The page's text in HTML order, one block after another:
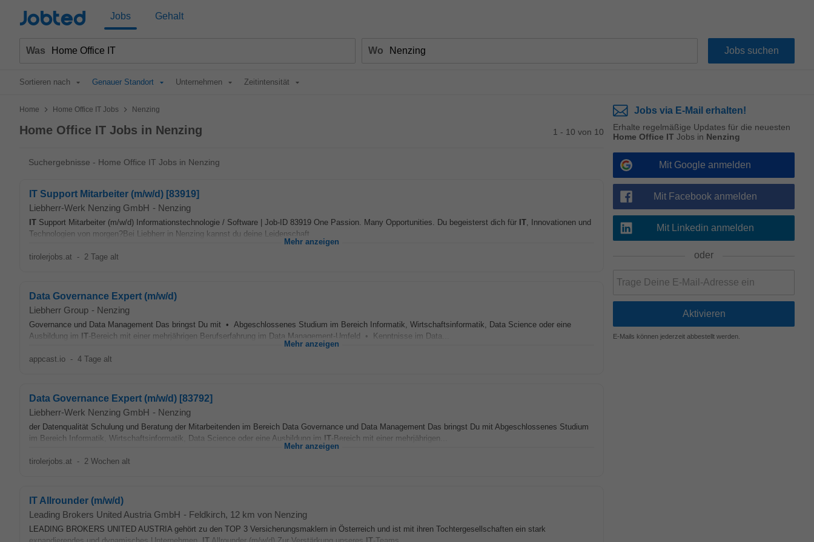
Jobted Jobs Gehalt
Was Wo
Sortieren nach Genauer Standort Unternehmen Zeitintensität
Home > Home Office IT Jobs > Nenzing
Home Office IT Jobs in Nenzing 1 - 10 von 10
Suchergebnisse - Home Office IT Jobs in Nenzing
IT Support Mitarbeiter (m/w/d) [83919]
Liebherr-Werk Nenzing GmbH - Nenzing
IT Support Mitarbeiter (m/w/d) Informationstechnologie / Software | Job-ID 83919 One Passion. Many Opportunities. Du begeisterst dich für IT, Innovationen und
Technologien von morgen?Bei Liebherr in Nenzing kannst du deine Leidenschaft...
Mehr anzeigen
tirolerjobs.at - 2 Tage alt
Data Governance Expert (m/w/d)
Liebherr Group - Nenzing
Governance und Data Management Das bringst Du mit • Abgeschlossenes Studium im Bereich Informatik, Wirtschaftsinformatik, Data Science oder eine
Ausbildung im IT-Bereich mit einer mehrjährigen Berufserfahrung im Data Management-Umfeld • Kenntnisse im Data...
Mehr anzeigen
appcast.io - 4 Tage alt
Data Governance Expert (m/w/d) [83792]
Liebherr-Werk Nenzing GmbH - Nenzing
der Datenqualität Schulung und Beratung der Mitarbeitenden im Bereich Data Governance und Data Management Das bringst Du mit Abgeschlossenes Studium
im Bereich Informatik, Wirtschaftsinformatik, Data Science oder eine Ausbildung im IT-Bereich mit einer mehrjährigen...
Mehr anzeigen
tirolerjobs.at - 2 Wochen alt
IT Allrounder (m/w/d)
Leading Brokers United Austria GmbH - Feldkirch, 12 km von Nenzing
LEADING BROKERS UNITED AUSTRIA gehört zu den TOP 3 Versicherungsmaklern in Österreich und ist mit ihren Tochtergesellschaften ein stark
Jobs via E-Mail erhalten!
Erhalte regelmäßige Updates für die neuesten
Home Office IT Jobs in Nenzing
Mit Google anmelden
Mit Facebook anmelden
Mit Linkedin anmelden
oder
E-Mails können jederzeit abbestellt werden.